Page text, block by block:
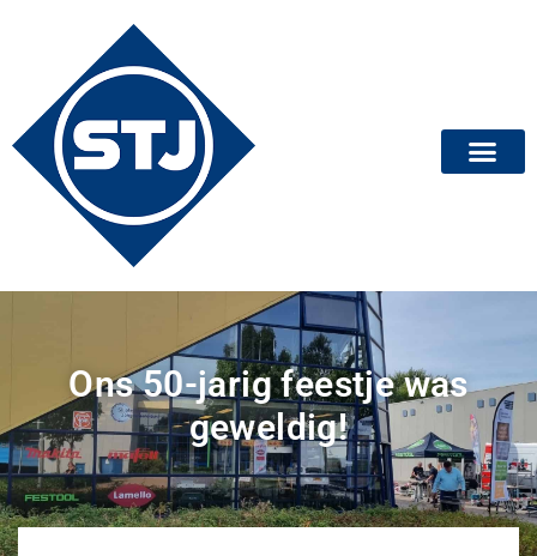
Ons 50-jarig feestje was
geweldig!